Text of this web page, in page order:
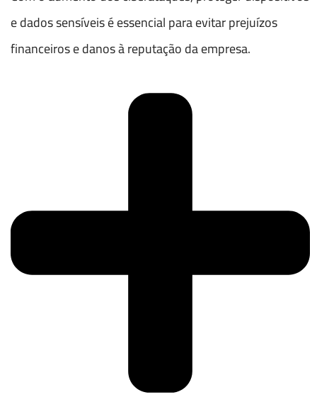
e dados sensíveis é essencial para evitar prejuízos
financeiros e danos à reputação da empresa.